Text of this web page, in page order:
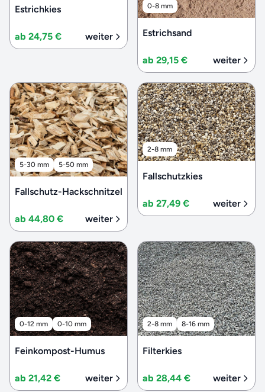
Estrichkies
ab 24,75 € weiter
0-8 mm
Estrichsand
ab 29,15 € weiter
5-30 mm 5-50 mm
Fallschutz-Hackschnitzel
ab 44,80 € weiter
2-8 mm
Fallschutzkies
ab 27,49 € weiter
0-12 mm 0-10 mm
Feinkompost-Humus
ab 21,42 € weiter
2-8 mm 8-16 mm
Filterkies
ab 28,44 € weiter